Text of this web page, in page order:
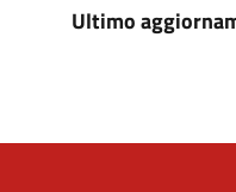
Ultimo